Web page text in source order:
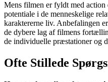
Mens filmen er fyldt med
potentiale i de menneskelige
karaktererne liv. Anbefalingen
de dybere lag af filmens
de individuelle præstationer og
Ofte Stillede